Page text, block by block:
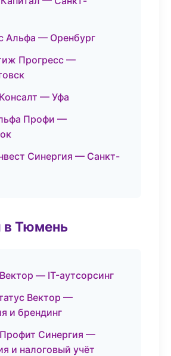
Альфа — Оренбург
Прогресс —
— Уфа
Профи —
Синергия — Санкт-
в Тюмень
— IT-аутсорсинг
Вектор —
и брендинг
Профит Синергия —
и налоговый учёт